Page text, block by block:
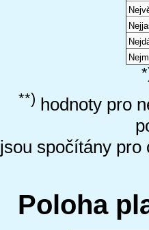
**) hodnoty pro
jsou spočítány pro
Poloha